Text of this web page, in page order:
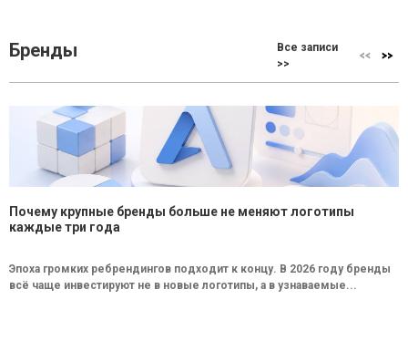
Бренды
Все записи
>>
Почему крупные бренды больше не меняют логотипы
каждые три года
Эпоха громких ребрендингов подходит к концу. В 2026 году бренды
всё чаще инвестируют не в новые логотипы, а в узнаваемые...